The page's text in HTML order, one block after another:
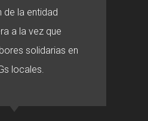
de la entidad
a la vez que
solidarias en
locales.